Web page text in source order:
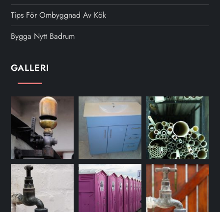
Tips För Ombyggnad Av Kök
Bygga Nytt Badrum
GALLERI